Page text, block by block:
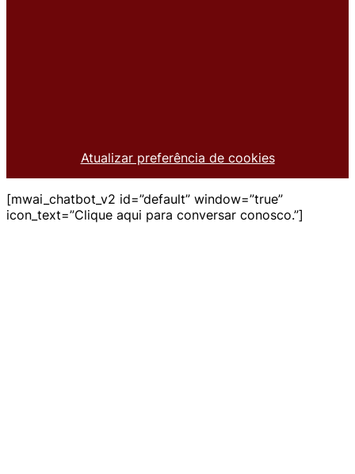
Atualizar preferência de cookies
[mwai_chatbot_v2 id=”default” window=”true”
icon_text=”Clique aqui para conversar conosco.”]